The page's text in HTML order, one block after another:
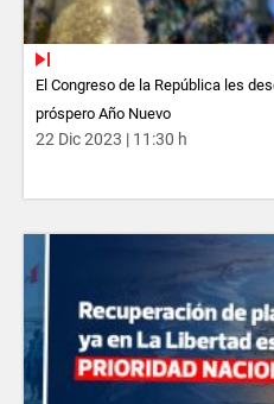
El Congreso de la República les
próspero Año Nuevo
22 Dic 2023 | 11:30 h